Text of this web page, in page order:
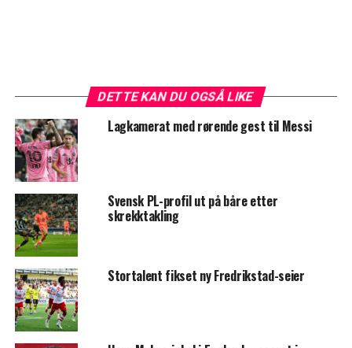
DETTE KAN DU OGSÅ LIKE
Lagkamerat med rørende gest til Messi
Svensk PL-profil ut på båre etter
skrekktakling
Stortalent fikset ny Fredrikstad-seier